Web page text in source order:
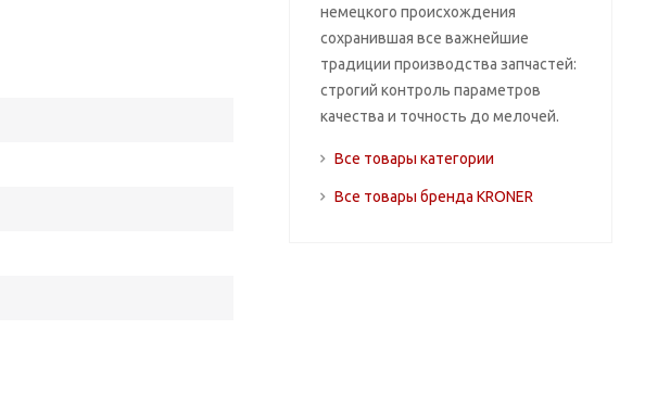
немецкого происхождения
сохранившая все важнейшие
традиции производства запчастей:
строгий контроль параметров
качества и точность до мелочей.
Все товары категории
Все товары бренда KRONER